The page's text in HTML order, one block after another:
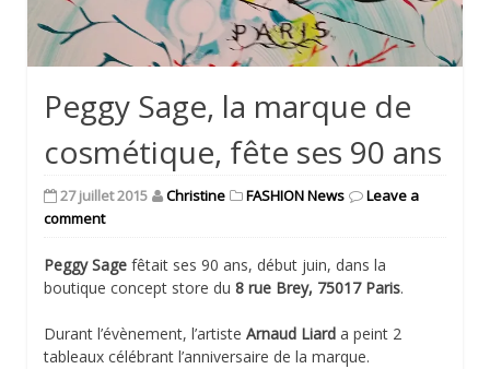
Peggy Sage, la marque de
cosmétique, fête ses 90 ans
27 juillet 2015 Christine FASHION News
Leave a
comment
Peggy Sage fêtait ses 90 ans, début juin, dans la
boutique concept store du 8 rue Brey, 75017 Paris.
Durant l’évènement, l’artiste Arnaud Liard a peint 2
tableaux célébrant l’anniversaire de la marque.